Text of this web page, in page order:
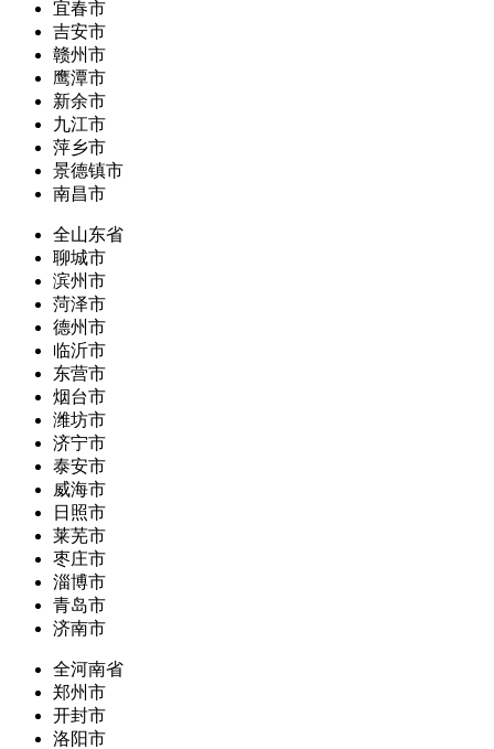
宜春市
吉安市
赣州市
鹰潭市
新余市
九江市
萍乡市
景德镇市
南昌市
全山东省
聊城市
滨州市
菏泽市
德州市
临沂市
东营市
烟台市
潍坊市
济宁市
泰安市
威海市
日照市
莱芜市
枣庄市
淄博市
青岛市
济南市
全河南省
郑州市
开封市
洛阳市